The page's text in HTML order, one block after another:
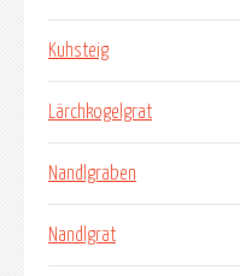
Kuhsteig
Lärchkogelgrat
Nandlgraben
Nandlgrat